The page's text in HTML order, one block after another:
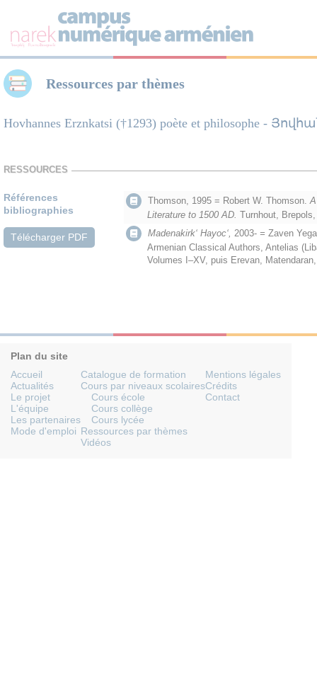
Ressources par thèmes
Hovhannes Erznkatsi (†1293) poète et philosophe -
RESSOURCES
Références
bibliographies
Télécharger PDF
Thomson, 1995 = Robert W. Thomson.
Literature to 1500 AD. Turnhout,
Madenakirk‘ Hayoc‘, 2003- = Zaven
Armenian Classical Authors, Antelias
Volumes I–XV, puis Erevan,
Plan du site
Accueil
Actualités
Le projet
L'équipe
Les partenaires
Mode d'emploi
Catalogue de formation
Cours par niveaux scolaires
Cours école
Cours collège
Cours lycée
Ressources par thèmes
Vidéos
Mentions légales
Crédits
Contact